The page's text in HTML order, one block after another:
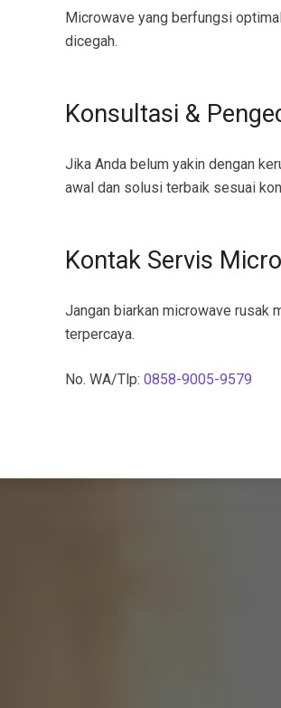
Microwave yang berfungsi
dicegah.
Konsultasi &
Jika Anda belum yakin dengan
awal dan solusi terbaik sesuai
Kontak Servis
Jangan biarkan microwave rusak
terpercaya.
No. WA/Tlp: 0858-9005-9579